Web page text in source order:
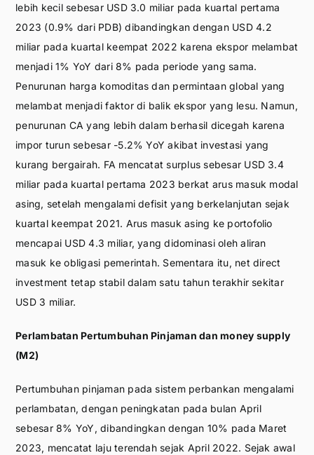
lebih kecil sebesar USD 3.0 miliar pada kuartal pertama
2023 (0.9% dari PDB) dibandingkan dengan USD 4.2
miliar pada kuartal keempat 2022 karena ekspor melambat
menjadi 1% YoY dari 8% pada periode yang sama.
Penurunan harga komoditas dan permintaan global yang
melambat menjadi faktor di balik ekspor yang lesu. Namun,
penurunan CA yang lebih dalam berhasil dicegah karena
impor turun sebesar -5.2% YoY akibat investasi yang
kurang bergairah. FA mencatat surplus sebesar USD 3.4
miliar pada kuartal pertama 2023 berkat arus masuk modal
asing, setelah mengalami defisit yang berkelanjutan sejak
kuartal keempat 2021. Arus masuk asing ke portofolio
mencapai USD 4.3 miliar, yang didominasi oleh aliran
masuk ke obligasi pemerintah. Sementara itu, net direct
investment tetap stabil dalam satu tahun terakhir sekitar
USD 3 miliar.
Perlambatan Pertumbuhan Pinjaman dan money supply
(M2)
Pertumbuhan pinjaman pada sistem perbankan mengalami
perlambatan, dengan peningkatan pada bulan April
sebesar 8% YoY, dibandingkan dengan 10% pada Maret
2023, mencatat laju terendah sejak April 2022. Sejak awal